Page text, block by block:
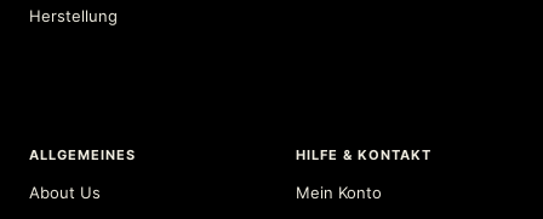
Herstellung
ALLGEMEINES
About Us
HILFE & KONTAKT
Mein Konto